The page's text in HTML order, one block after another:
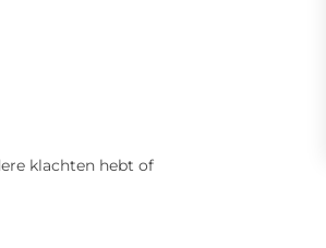
klachten hebt of